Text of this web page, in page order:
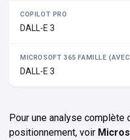
DALL-E 3
DALL-E 3
Pour une analyse
positionnement, voir